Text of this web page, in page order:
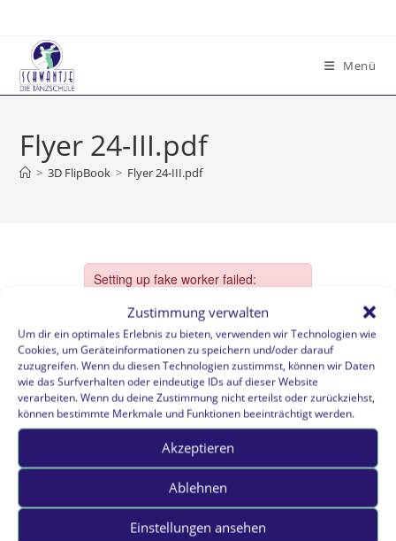
Zustimmung verwalten
Um dir ein optimales Erlebnis zu bieten, verwenden wir Technologien wie
Cookies, um Geräteinformationen zu speichern und/oder darauf
zuzugreifen. Wenn du diesen Technologien zustimmst, können wir Daten
wie das Surfverhalten oder eindeutige IDs auf dieser Website
verarbeiten. Wenn du deine Zustimmung nicht erteilst oder zurückziehst,
können bestimmte Merkmale und Funktionen beeinträchtigt werden.
Akzeptieren
Ablehnen
Einstellungen ansehen
springen
Menü
Flyer 24-III.pdf
> 3D FlipBook > Flyer 24-III.pdf
Vorname oder ganzer Name